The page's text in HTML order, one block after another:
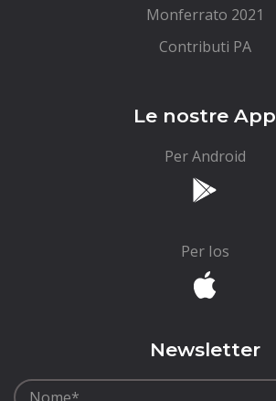
Monferrato 2021
Contributi PA
Le nostre App
Per Android
Per Ios
Newsletter